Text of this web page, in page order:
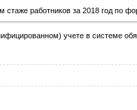
стаже работников за 2018 год по
учете в системе